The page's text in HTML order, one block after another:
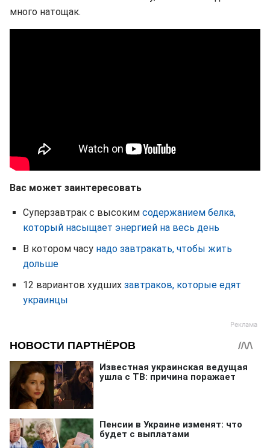
много натощак.
Вас может заинтересовать
Суперзавтрак с высоким содержанием белка,
который насыщает энергией на весь день
В котором часу надо завтракать, чтобы жить
дольше
12 вариантов худших завтраков, которые едят
украинцы